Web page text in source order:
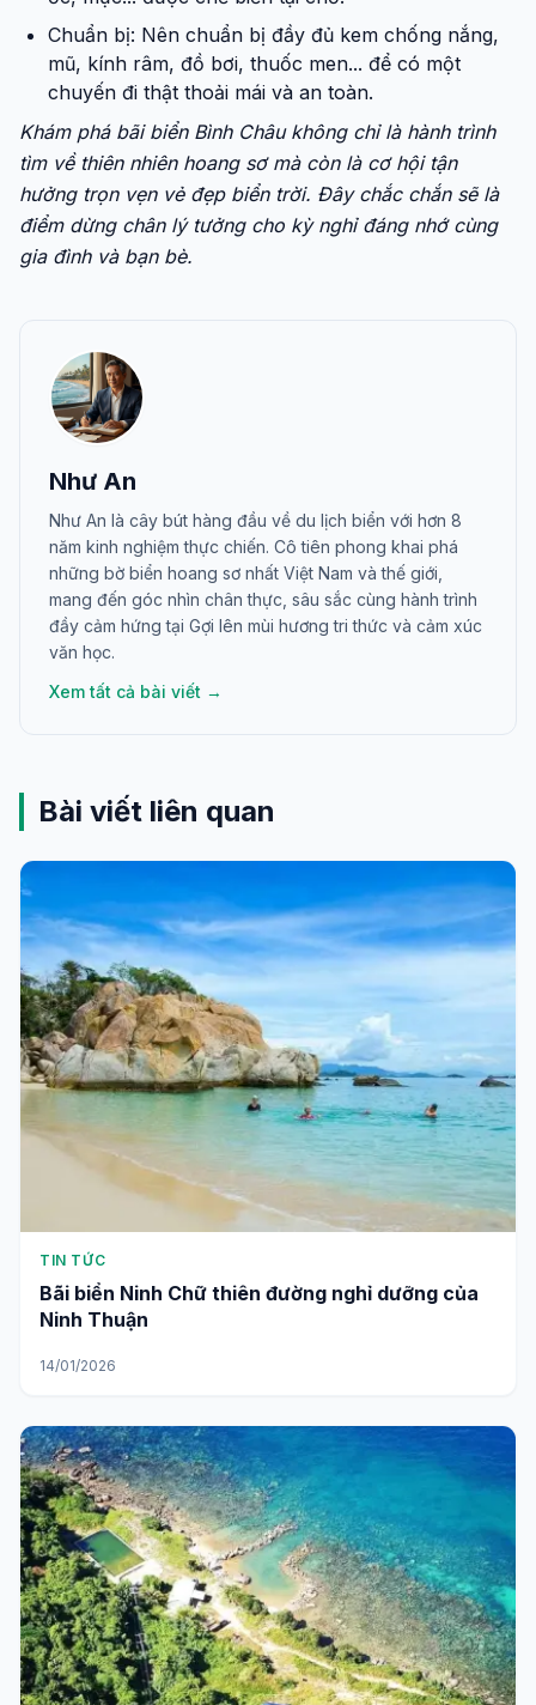
Chuẩn bị: Nên chuẩn bị đầy đủ kem chống nắng,
mũ, kính râm, đồ bơi, thuốc men... để có một
chuyến đi thật thoải mái và an toàn.
Khám phá bãi biển Bình Châu không chỉ là hành trình
tìm về thiên nhiên hoang sơ mà còn là cơ hội tận
hưởng trọn vẹn vẻ đẹp biển trời. Đây chắc chắn sẽ là
điểm dừng chân lý tưởng cho kỳ nghỉ đáng nhớ cùng
gia đình và bạn bè.
Như An
Như An là cây bút hàng đầu về du lịch biển với hơn 8
năm kinh nghiệm thực chiến. Cô tiên phong khai phá
những bờ biển hoang sơ nhất Việt Nam và thế giới,
mang đến góc nhìn chân thực, sâu sắc cùng hành trình
đầy cảm hứng tại Gợi lên mùi hương tri thức và cảm xúc
văn học.
Xem tất cả bài viết →
Bài viết liên quan
TIN TỨC
Bãi biển Ninh Chữ thiên đường nghỉ dưỡng của
Ninh Thuận
14/01/2026